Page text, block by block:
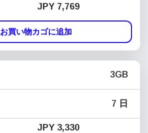
JPY 7,769
お買い物カゴに追加
3GB
7 日
JPY 3,330